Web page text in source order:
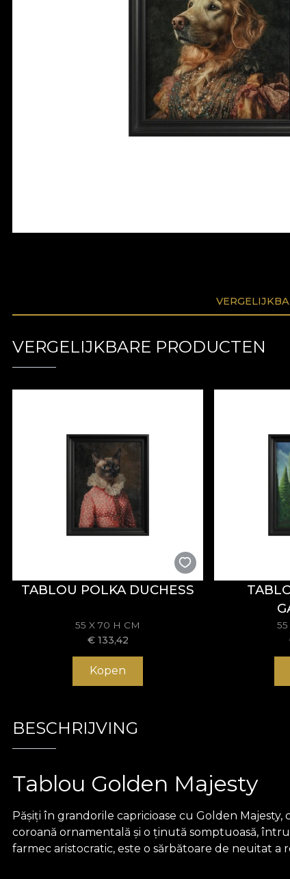
VERGELIJKBARE PRODUCTEN
TABLOU POLKA DUCHESS
55 X 70 H CM
€ 133,42
Kopen
BESCHRIJVING
Tablou Golden Majesty
Pășiți în grandorile capricioase cu Golden
coroană ornamentală și o ținută somptuoasă,
farmec aristocratic, este o sărbătoare de neuitat a